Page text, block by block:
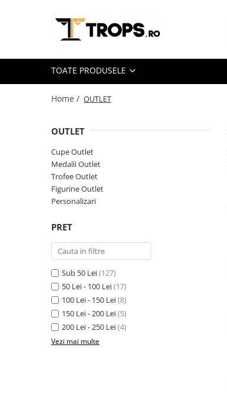
Toate Produsele
Muzica / Dans
Tenis de camp
Tenis de Masa
TOATE PRODUSELE
Home / OUTLET
OUTLET
Cupe Outlet
Medalii Outlet
Trofee Outlet
Figurine Outlet
Personalizari
PRET
Sub 50 Lei(127)
50 Lei - 100 Lei(17)
100 Lei - 150 Lei(8)
150 Lei - 200 Lei(5)
200 Lei - 250 Lei(4)
Vezi mai multe